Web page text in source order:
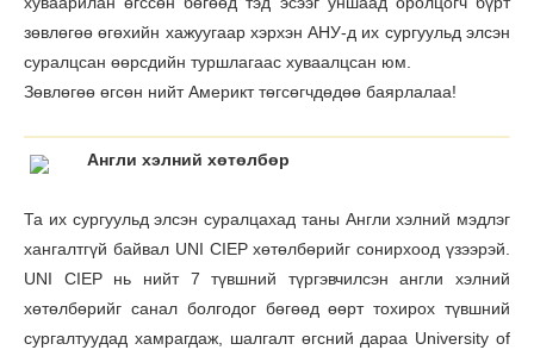
зөвлөгөө өгөхийн хажуугаар хэрхэн АНУ-д их сургуульд элсэн
суралцсан өөрсдийн туршлагаас хуваалцсан юм.
Зөвлөгөө өгсөн нийт Америкт төгсөгчдөдөө баярлалаа!
Англи хэлний хөтөлбөр
Та их сургуульд элсэн суралцахад таны Англи хэлний мэдлэг
хангалтгүй байвал UNI CIEP хөтөлбөрийг сонирхоод үзээрэй.
UNI CIEP нь нийт 7 түвшний түргэвчилсэн англи хэлний
хөтөлбөрийг санал болгодог бөгөөд өөрт тохирох түвшний
сургалтуудад хамрагдаж, шалгалт өгсний дараа University of